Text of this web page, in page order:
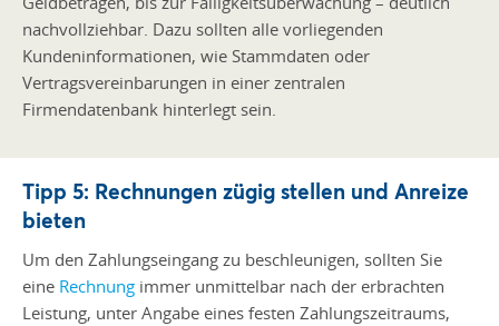
nachvollziehbar. Dazu sollten alle vorliegenden
Kundeninformationen, wie Stammdaten oder
Vertragsvereinbarungen in einer zentralen
Firmendatenbank hinterlegt sein.
Tipp 5: Rechnungen zügig stellen und Anreize
bieten
Um den Zahlungseingang zu beschleunigen, sollten Sie
eine Rechnung immer unmittelbar nach der erbrachten
Leistung, unter Angabe eines festen Zahlungszeitraums,